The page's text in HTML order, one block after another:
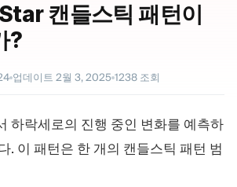
캔들스틱 패턴이
?
업데이트 2월 3, 2025 1238 조회
하락세로의 진행 중인 변화를 예측하
. 이 패턴은 한 개의 캔들스틱 패턴 범
거래소 및 청산